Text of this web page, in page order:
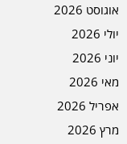
אוגוסט 2026
יולי 2026
יוני 2026
מאי 2026
אפריל 2026
מרץ 2026